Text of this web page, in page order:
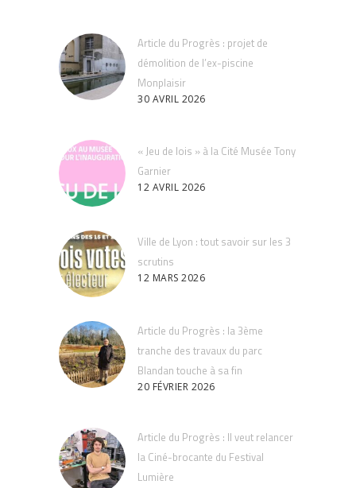
Article du Progrès : projet de
démolition de l’ex-piscine
Monplaisir
30 AVRIL 2026
« Jeu de lois » à la Cité Musée Tony
Garnier
12 AVRIL 2026
Ville de Lyon : tout savoir sur les 3
scrutins
12 MARS 2026
Article du Progrès : la 3ème
tranche des travaux du parc
Blandan touche à sa fin
20 FÉVRIER 2026
Article du Progrès : Il veut relancer
la Ciné-brocante du Festival
Lumière